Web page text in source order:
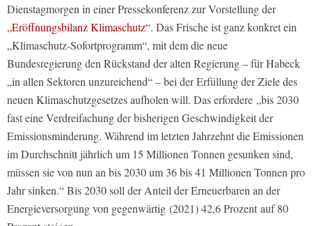
Dienstagmorgen in einer Pressekonferenz zur Vorstellung der
„Eröffnungsbilanz Klimaschutz“. Das Frische ist ganz konkret ein
„Klimaschutz-Sofortprogramm“, mit dem die neue
Bundesregierung den Rückstand der alten Regierung – für Habeck
„in allen Sektoren unzureichend“ – bei der Erfüllung der Ziele des
neuen Klimaschutzgesetzes aufholen will. Das erfordere „bis 2030
fast eine Verdreifachung der bisherigen Geschwindigkeit der
Emissionsminderung. Während im letzten Jahrzehnt die Emissionen
im Durchschnitt jährlich um 15 Millionen Tonnen gesunken sind,
müssen sie von nun an bis 2030 um 36 bis 41 Millionen Tonnen pro
Jahr sinken.“ Bis 2030 soll der Anteil der Erneuerbaren an der
Energieversorgung von gegenwärtig (2021) 42,6 Prozent auf 80